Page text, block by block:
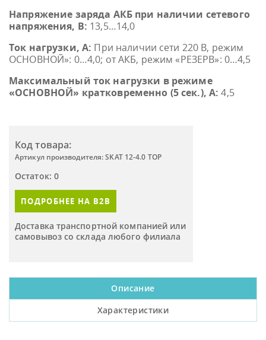
Напряжение заряда АКБ при наличии сетевого
напряжения, В: 13,5…14,0
Ток нагрузки, A: При наличии сети 220 В, режим
ОСНОВНОЙ»: 0…4,0; от АКБ, режим «РЕЗЕРВ»: 0…4,5
Максимальный ток нагрузки в режиме
«ОСНОВНОЙ» кратковременно (5 сек.), А: 4,5
Код товара:
Артикул производителя: SKAT 12-4.0 TOP
Остаток: 0
ПОДРОБНЕЕ НА B2B
Доставка транспортной компанией или
самовывоз со склада любого филиала
Описание
Характеристики